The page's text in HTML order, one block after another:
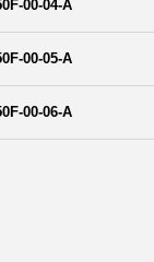
00-04-A
00-05-A
00-06-A